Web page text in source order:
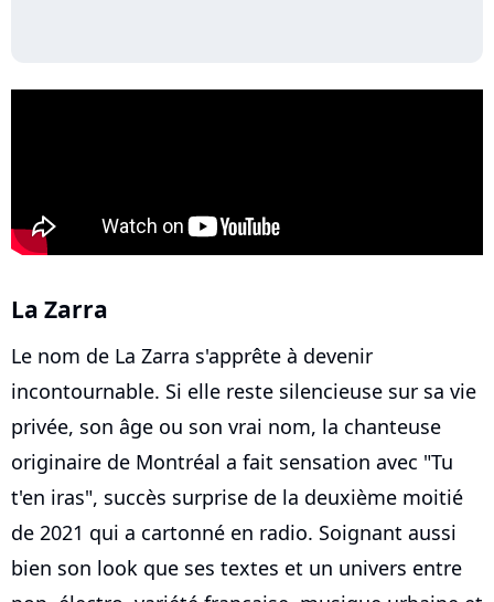
La Zarra
Le nom de La Zarra s'apprête à devenir
incontournable. Si elle reste silencieuse sur sa vie
privée, son âge ou son vrai nom, la chanteuse
originaire de Montréal a fait sensation avec "Tu
t'en iras", succès surprise de la deuxième moitié
de 2021 qui a cartonné en radio. Soignant aussi
bien son look que ses textes et un univers entre